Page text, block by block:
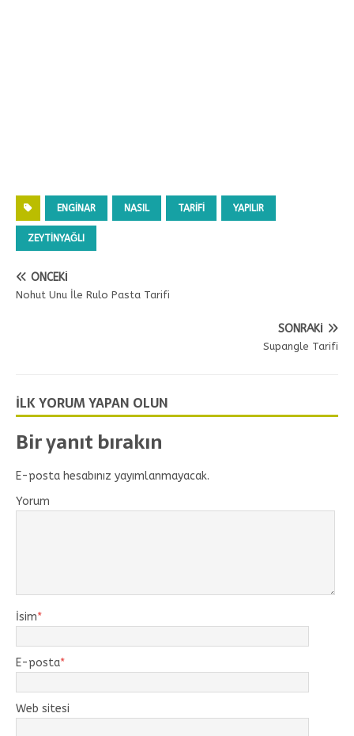
ENGINAR NASIL TARIFI YAPILIR
ZEYTINYAĞLI
ÖNCEKI
Nohut Unu İle Rulo Pasta Tarifi
SONRAKI
Supangle Tarifi
İLK YORUM YAPAN OLUN
Bir yanıt bırakın
E-posta hesabınız yayımlanmayacak.
Yorum
İsim*
E-posta*
Web sitesi